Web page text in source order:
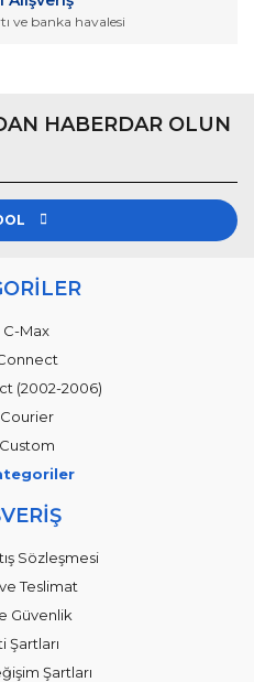
ve banka havalesi
HABERDAR OLUN
C-Max
(2002-2006)
Sözleşmesi
Teslimat
Güvenlik
Şartları
Şartları